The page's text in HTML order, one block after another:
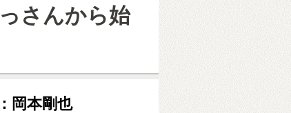
さんから始
岡本剛也